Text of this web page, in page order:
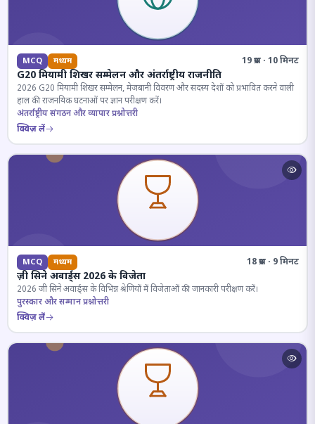
MCQ मध्यम 19 प्रश्न · 10 मिनट
G20 मियामी शिखर सम्मेलन और अंतर्राष्ट्रीय राजनीति
2026 G20 मियामी शिखर सम्मेलन, मेजबानी विवरण और सदस्य देशों को प्रभावित करने वाली
हाल की राजनयिक घटनाओं पर ज्ञान परीक्षण करें।
अंतर्राष्ट्रीय संगठन और व्यापार प्रश्नोत्तरी
क्विज़ लें
MCQ मध्यम 18 प्रश्न · 9 मिनट
ज़ी सिने अवार्ड्स 2026 के विजेता
2026 जी सिने अवार्ड्स के विभिन्न श्रेणियों में विजेताओं की जानकारी परीक्षण करें।
पुरस्कार और सम्मान प्रश्नोत्तरी
क्विज़ लें